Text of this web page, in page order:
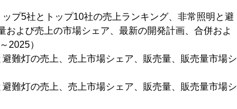
プ5社とトップ10社の売上ランキング、非常照明と避
よび売上の市場シェア、最新の開発計画、合併およ
2025）
難灯の売上、売上市場シェア、販売量、販売量市場シ
難灯の売上、売上市場シェア、販売量、販売量市場シ